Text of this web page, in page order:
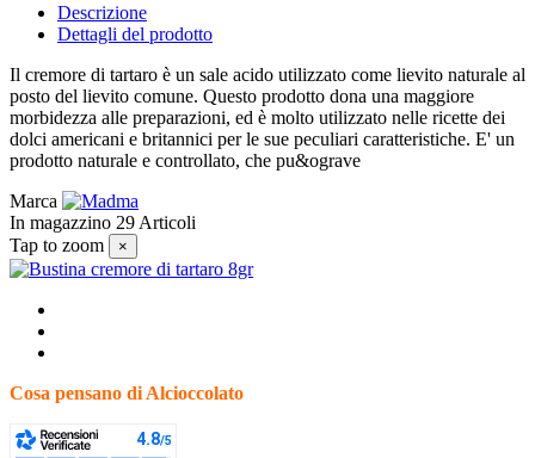
Descrizione
Dettagli del prodotto
Il cremore di tartaro è un sale acido utilizzato come lievito naturale al
posto del lievito comune. Questo prodotto dona una maggiore
morbidezza alle preparazioni, ed è molto utilizzato nelle ricette dei
dolci americani e britannici per le sue peculiari caratteristiche. E' un
prodotto naturale e controllato, che pu&ograve
Marca
In magazzino 29 Articoli
Tap to zoom
×
Cosa pensano di Alcioccolato